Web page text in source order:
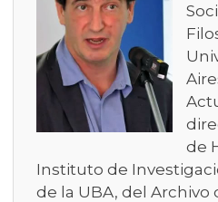
de
Instituto de
de la UBA, del Archivo